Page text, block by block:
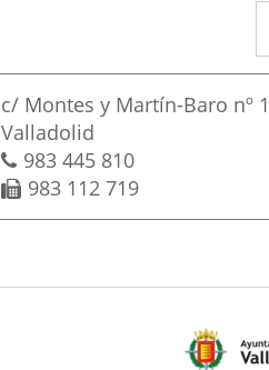
Dirección
postal
c/ Montes y Martín-Baro nº
Valladolid
Teléfonos
983 445 810
Fax
983 112 719